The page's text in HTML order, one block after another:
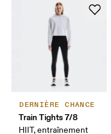
DERNIÈRE CHANCE
Train Tights 7/8
HIIT, entraînement